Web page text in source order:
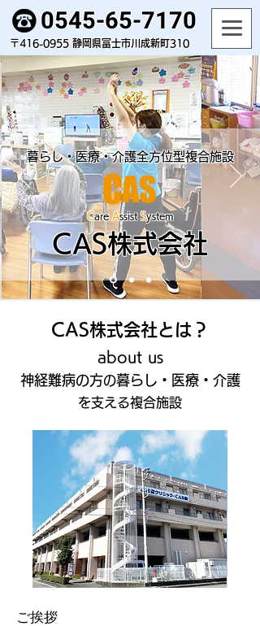
〒416-0955 静岡県富士市川成新町310
0545-65-7170
暮らし・医療・介護全方位型複合施設
Care AssistSystem
CAS株式会社
CAS株式会社とは？
about us
神経難病の方の暮らし・医療・介護
を支える複合施設
ご挨拶